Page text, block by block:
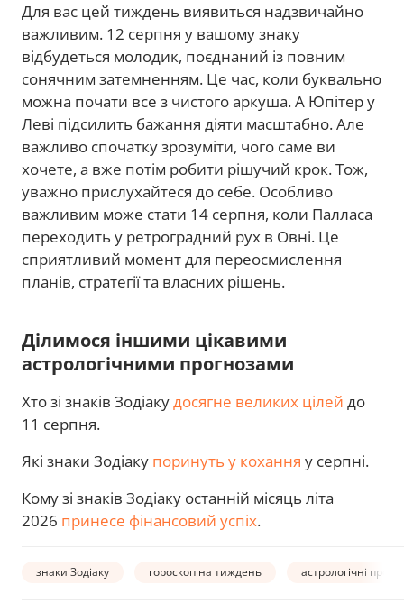
Для вас цей тиждень виявиться надзвичайно
важливим. 12 серпня у вашому знаку
відбудеться молодик, поєднаний із повним
сонячним затемненням. Це час, коли буквально
можна почати все з чистого аркуша. А Юпітер у
Леві підсилить бажання діяти масштабно. Але
важливо спочатку зрозуміти, чого саме ви
хочете, а вже потім робити рішучий крок. Тож,
уважно прислухайтеся до себе. Особливо
важливим може стати 14 серпня, коли Палласа
переходить у ретроградний рух в Овні. Це
сприятливий момент для переосмислення
планів, стратегії та власних рішень.
Ділимося іншими цікавими
астрологічними прогнозами
Хто зі знаків Зодіакудосягне великих цілей до
11 серпня.
Які знаки Зодіаку поринуть у кохання у серпні.
Кому зі знаків Зодіаку останній місяць літа
2026 принесе фінансовий успіх.
знаки Зодіаку гороскоп на тиждень астрологічні